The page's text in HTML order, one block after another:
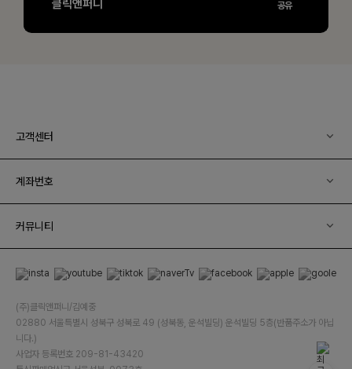
고객센터
계좌번호
커뮤니티
(주)클릭앤퍼니/김예중
02880 서울특별시 성북구 성북로 49 (성북동, 운석빌딩) 운석빌딩 5층(반품주소가 아닙
니다.)
사업자 등록번호 209-81-43420